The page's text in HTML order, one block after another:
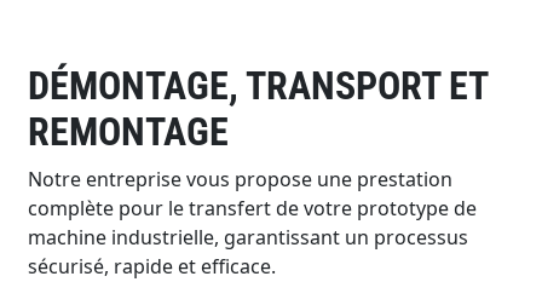
DÉMONTAGE, TRANSPORT ET
REMONTAGE
Notre entreprise vous propose une prestation
complète pour le transfert de votre prototype de
machine industrielle, garantissant un processus
sécurisé, rapide et efficace.